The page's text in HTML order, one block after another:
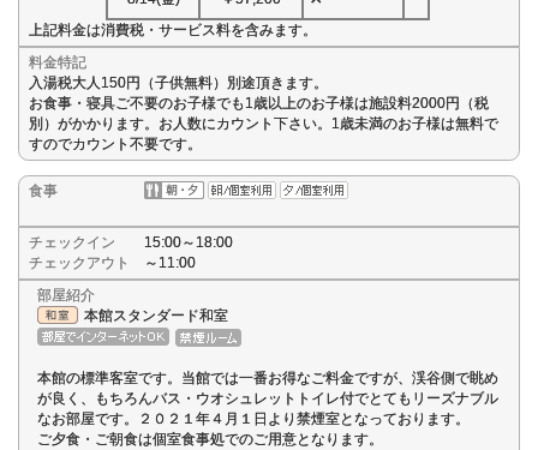
上記料金は消費税・サービス料を含みます。
料金特記
入湯税大人150円（子供無料）別途頂きます。
お食事・寝具ご不要のお子様でも1歳以上のお子様は施設料2000円（税
別）がかかります。お人数にカウント下さい。1歳未満のお子様は無料で
すのでカウント不要です。
食事
チェックイン
15:00～18:00
チェックアウト
～11:00
部屋紹介
本館スタンダード和室
本館の標準客室です。当館では一番お得なご料金ですが、渓谷側で眺め
が良く、もちろんバス・ウオシュレットトイレ付でとてもリーズナブル
なお部屋です。２０２１年４月１日より禁煙室となっております。
ご夕食・ご朝食は個室食事処でのご用意となります。